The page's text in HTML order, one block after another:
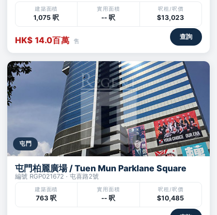
建築面積
1,075 呎
實用面積
-- 呎
呎租/呎價
$13,023
HK$ 14.0百萬 售
查詢
屯門
屯門柏麗廣場 / Tuen Mun Parklane Square
編號 RGP021672 · 屯喜路2號
建築面積
763 呎
實用面積
-- 呎
呎租/呎價
$10,485